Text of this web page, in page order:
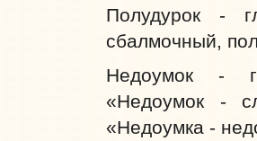
Полудурок -
сбалмочный,
Недоумок -
«Недоумок -
«Недоумка -